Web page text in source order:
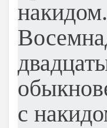
накидом.
с